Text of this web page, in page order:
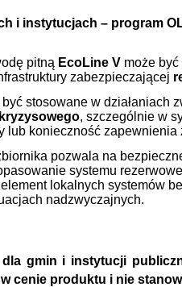
i instytucjach – program
pitną EcoLine V może
zabezpieczającej
stosowane w działaniach
, szczególnie w
lub konieczność
pozwala na
systemu
lokalnych systemów
nadzwyczajnych.
dla gmin i instytucji
cenie produktu i nie